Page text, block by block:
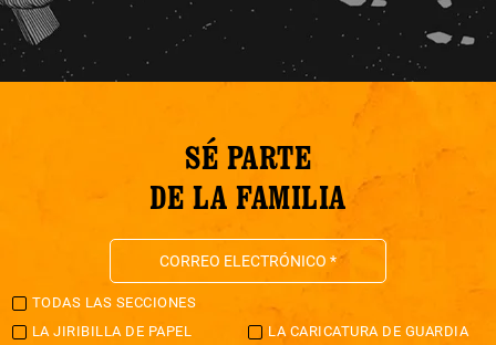
SÉ PARTE
DE LA FAMILIA
TODAS LAS SECCIONES
LA JIRIBILLA DE PAPEL
LA CARICATURA DE GUARDIA